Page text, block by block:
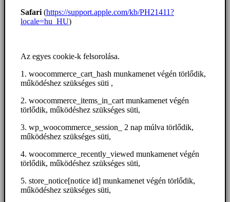
Safari (https://support.apple.com/kb/PH21411?
locale=hu_HU)
Az egyes cookie-k felsorolása.
1. woocommerce_cart_hash munkamenet végén törlődik,
működéshez szükséges süti ,
2. woocommerce_items_in_cart munkamenet végén
törlődik, működéshez szükséges süti,
3. wp_woocommerce_session_ 2 nap múlva törlődik,
működéshez szükséges süti,
4. woocommerce_recently_viewed munkamenet végén
törlődik, működéshez szükséges süti,
5. store_notice[notice id] munkamenet végén törlődik,
működéshez szükséges süti,